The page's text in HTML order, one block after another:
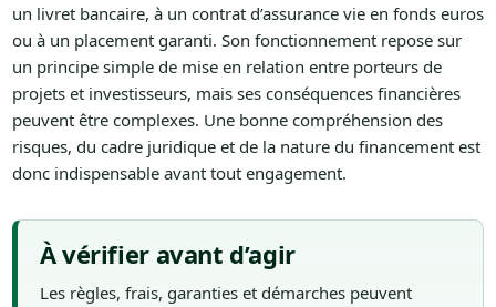
un livret bancaire, à un contrat d’assurance vie en fonds euros
ou à un placement garanti. Son fonctionnement repose sur
un principe simple de mise en relation entre porteurs de
projets et investisseurs, mais ses conséquences financières
peuvent être complexes. Une bonne compréhension des
risques, du cadre juridique et de la nature du financement est
donc indispensable avant tout engagement.
À vérifier avant d’agir
Les règles, frais, garanties et démarches peuvent